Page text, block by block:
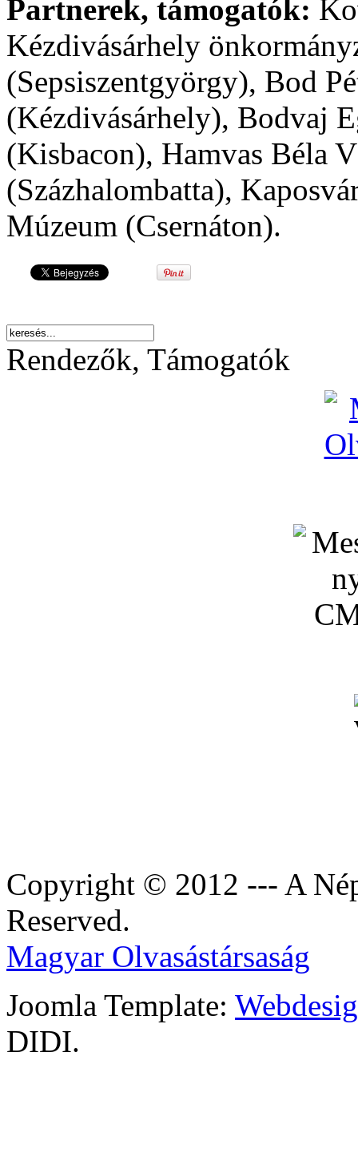
Partnerek, támogatók:
Kézdivásárhely
(Sepsiszentgyörgy), Bod
(Kézdivásárhely), Bodvaj
(Kisbacon), Hamvas Béla
(Százhalombatta),
Múzeum (Csernáton).
Rendezők, Támogatók
Copyright © 2012 --- A
Reserved.
Magyar Olvasástársaság
Joomla Template:
DIDI.